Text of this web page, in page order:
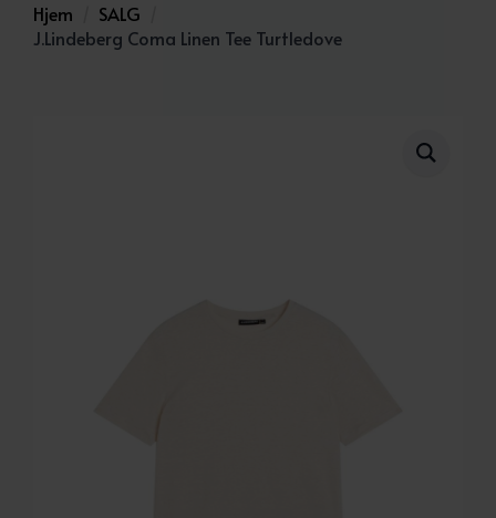
Hjem
SALG
J.Lindeberg Coma Linen Tee Turtledove